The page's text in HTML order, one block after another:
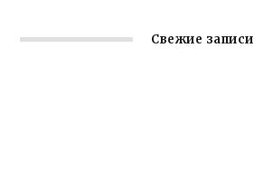
Свежие записи